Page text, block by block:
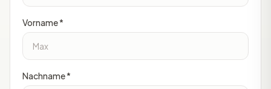
Vorname *
Nachname *